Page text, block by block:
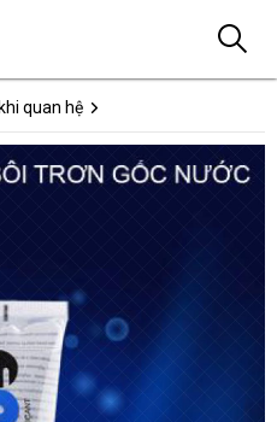
quan hệ